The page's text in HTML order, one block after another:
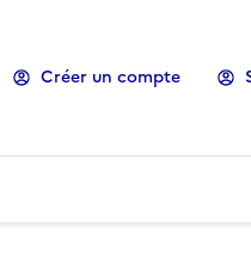
Créer un compte